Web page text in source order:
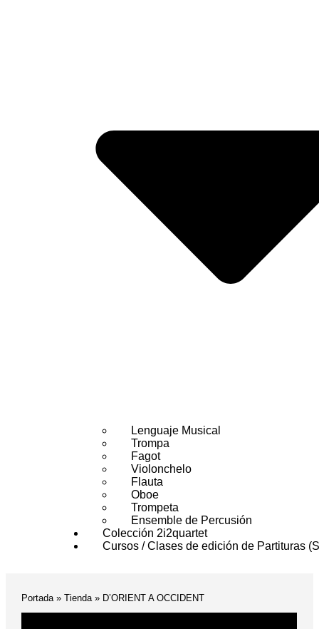
Lenguaje Musical
Trompa
Fagot
Violonchelo
Flauta
Oboe
Trompeta
Ensemble de Percusión
Colección 2i2quartet
Cursos / Clases de edición de Partituras
Portada »Tienda » D’ORIENT A OCCIDENT